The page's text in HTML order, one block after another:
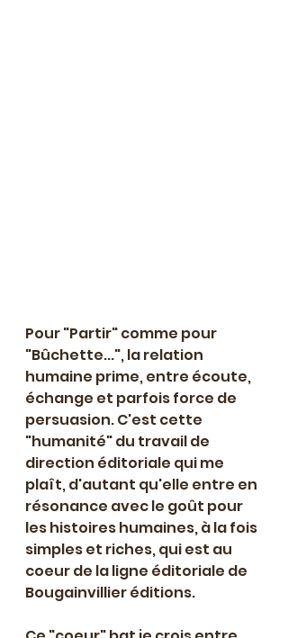
Pour "Partir" comme pour
"Bûchette...", la relation
humaine prime, entre écoute,
échange et parfois force de
persuasion. C'est cette
"humanité" du travail de
direction éditoriale qui me
plaît, d'autant qu'elle entre en
résonance avec le goût pour
les histoires humaines, à la fois
simples et riches, qui est au
coeur de la ligne éditoriale de
Bougainvillier éditions.